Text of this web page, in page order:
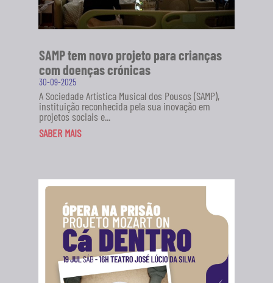
SAMP tem novo projeto para crianças
com doenças crónicas
30-09-2025
A Sociedade Artística Musical dos Pousos (SAMP),
instituição reconhecida pela sua inovação em
projetos sociais e...
SABER MAIS